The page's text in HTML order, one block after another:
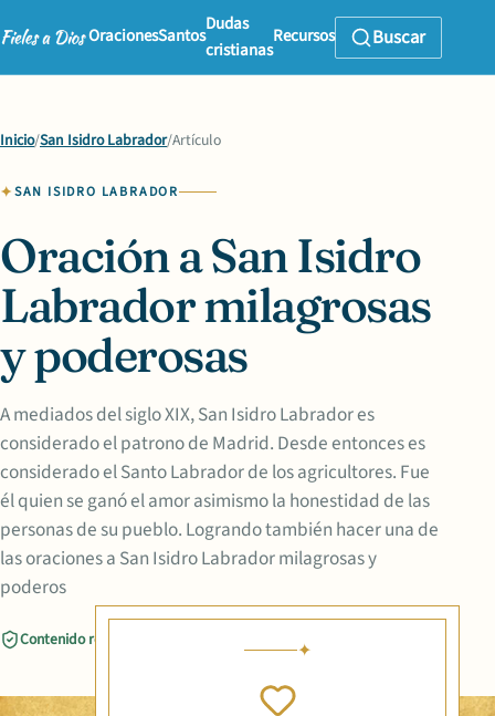
OracionesSantos
Dudas
cristianas
Recursos Buscar
Inicio/San Isidro Labrador/Artículo
SAN ISIDRO LABRADOR
Oración a San Isidro
Labrador milagrosas
y poderosas
A mediados del siglo XIX, San Isidro Labrador es
considerado el patrono de Madrid. Desde entonces es
considerado el Santo Labrador de los agricultores. Fue
él quien se ganó el amor asimismo la honestidad de las
personas de su pueblo. Logrando también hacer una de
las oraciones a San Isidro Labrador milagrosas y
poderos
Contenido revisado